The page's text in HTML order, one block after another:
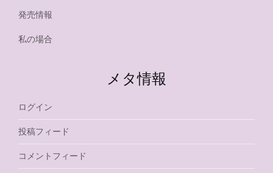
発売情報
私の場合
メタ情報
ログイン
投稿フィード
コメントフィード